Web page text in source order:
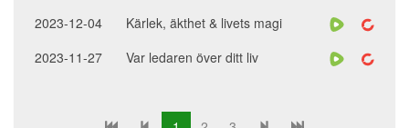
2023-12-04
Kärlek, äkthet & livets magi
2023-11-27
Var ledaren över ditt liv